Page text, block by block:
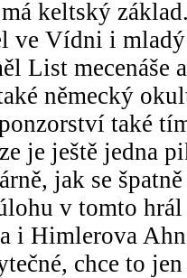
keltský
ve Vídni i
List mecenáše
německý
také
je ještě jedna
jak se
v tomto
i Himlerova
chce to